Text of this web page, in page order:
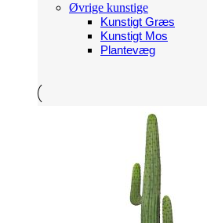
Øvrige kunstige
Kunstigt Græs
Kunstigt Mos
Plantevæg